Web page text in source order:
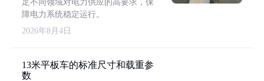
足不同领域对电力供应的高要求，保
障电力系统稳定运行。
2026年8月4日
13米平板车的标准尺寸和载重参
数